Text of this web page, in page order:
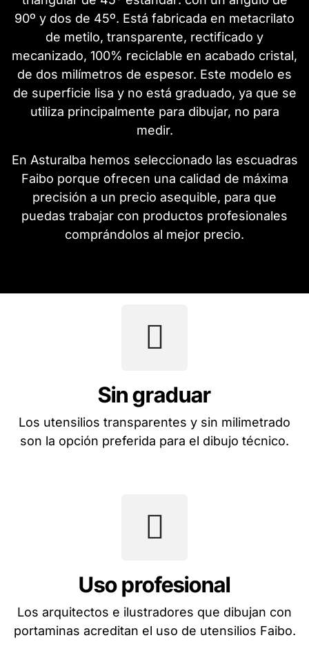
90º y dos de 45º. Está fabricada en metacrilato
de metilo, transparente, rectificado y
mecanizado, 100% reciclable en acabado cristal,
de dos milímetros de espesor. Este modelo es
de superficie lisa y no está graduado, ya que se
utiliza principalmente para dibujar, no para
medir.
En Asturalba hemos seleccionado las escuadras
Faibo porque ofrecen una calidad de máxima
precisión a un precio asequible, para que
puedas trabajar con productos profesionales
comprándolos al mejor precio.
Sin graduar
Los utensilios transparentes y sin milimetrado
son la opción preferida para el dibujo técnico.
Uso profesional
Los arquitectos e ilustradores que dibujan con
portaminas acreditan el uso de utensilios Faibo.